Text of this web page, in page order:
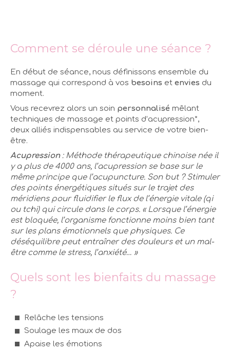
Comment se déroule une séance ?
En début de séance, nous définissons ensemble du
massage qui correspond à vos besoins et envies du
moment.
Vous recevrez alors un soin personnalisé mêlant
techniques de massage et points d’acupression*,
deux alliés indispensables au service de votre bien-
être.
Acupression: Méthode thérapeutique chinoise née il
y a plus de 4000 ans, l’acupression se base sur le
même principe que l’acupuncture. Son but ? Stimuler
des points énergétiques situés sur le trajet des
méridiens pour fluidifier le flux de l’énergie vitale (qi
ou tchi) qui circule dans le corps. « Lorsque l’énergie
est bloquée, l’organisme fonctionne moins bien tant
sur les plans émotionnels que physiques. Ce
déséquilibre peut entraîner des douleurs et un mal-
être comme le stress, l’anxiété… »
Quels sont les bienfaits du massage
?
Relâche les tensions
Soulage les maux de dos
Apaise les émotions